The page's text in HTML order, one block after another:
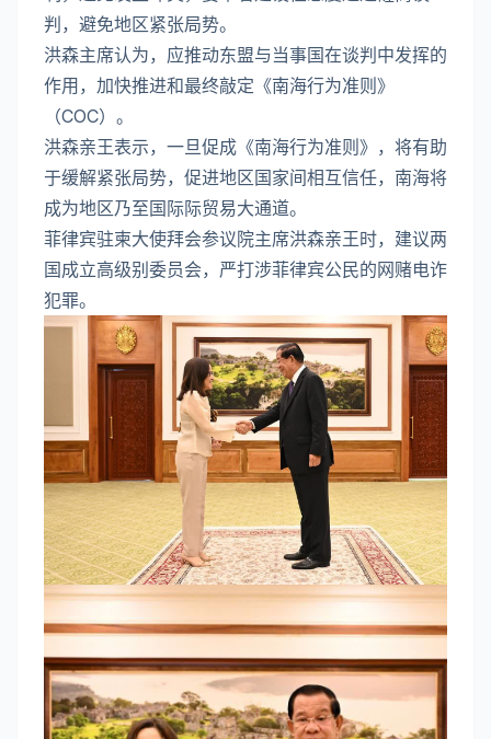
判，避免地区紧张局势。
洪森主席认为，应推动东盟与当事国在谈判中发挥的
作用，加快推进和最终敲定《南海行为准则》
（COC）。
洪森亲王表示，一旦促成《南海行为准则》，将有助
于缓解紧张局势，促进地区国家间相互信任，南海将
成为地区乃至国际际贸易大通道。
菲律宾驻柬大使拜会参议院主席洪森亲王时，建议两
国成立高级别委员会，严打涉菲律宾公民的网赌电诈
犯罪。